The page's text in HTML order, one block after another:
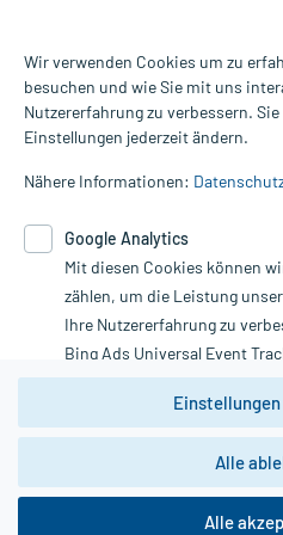
Alle Preise gelten inkl. MwSt., ggf.
Informationen auf dieser Website
die Untersuchung und
Therapien eingeleitet werden
Google Analytics. Lesen Sie bitte
unserer Datenschutzerklärung.
nutzen Sie das Formular:
Vertrag widerrufen
*Hinweise zu unseren Aktionen
Wir verwenden Cookies um zu
besuchen und wie Sie mit uns
Nutzererfahrung zu verbessern.
Einstellungen jederzeit ändern.
Nähere Informationen:
Google Analytics
Mit diesen Cookies können
zählen, um die Leistung
Ihre Nutzererfahrung zu
Bing Ads Universal Event
Youtube-Social Plugin).
Wir weisen darauf hin,
zwingend den
DSGVO genügen und ein
Daten dort verarbeitet
Alle
Alle